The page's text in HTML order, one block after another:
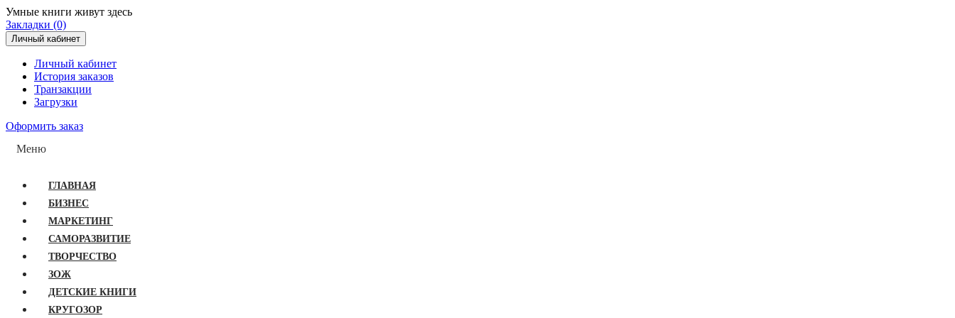
Умные книги живут здесь
Закладки (0)
Личный кабинет
Личный кабинет
История заказов
Транзакции
Загрузки
Оформить заказ
Меню
ГЛАВНАЯ
БИЗНЕС
МАРКЕТИНГ
САМОРАЗВИТИЕ
ТВОРЧЕСТВО
ЗОЖ
ДЕТСКИЕ КНИГИ
КРУГОЗОР